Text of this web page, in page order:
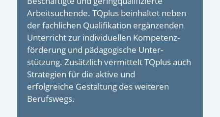
Arbeitsuchende. TQplus beinhaltet neben
der fachlichen Qualifikation ergänzenden
Unterricht zur individuellen Kompetenz­
förderung und päda­gogische Unter­
stützung. Zusätzlich vermittelt TQplus auch
Strategien für die aktive und
erfolgreiche Gestaltung des weiteren
Berufswegs.